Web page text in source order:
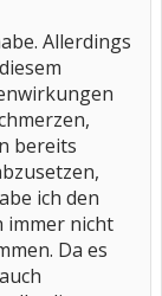
Allerdings
bereits
ich den
immer nicht
Da es